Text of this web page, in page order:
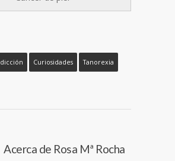
Curiosidades Tanorexia
Acerca de Rosa Mª Rocha